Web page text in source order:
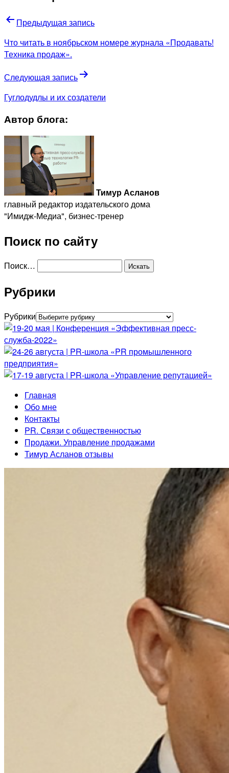
Предыдущая запись
Что читать в ноябрьском номере журнала «Продавать!
Техника продаж».
Следующая запись
Гуглодудлы и их создатели
Автор блога:
Тимур Асланов
главный редактор издательского дома
"Имидж-Медиа", бизнес-тренер
Поиск по сайту
Поиск…
Рубрики
Рубрики
Главная
Обо мне
Контакты
PR. Связи с общественностью
Продажи. Управление продажами
Тимур Асланов отзывы